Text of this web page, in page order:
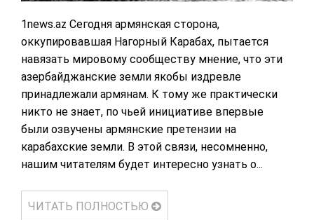
1news.az Сегодня армянская сторона,
оккупировавшая Нагорный Карабах, пытается
навязать мировому сообществу мнение, что эти
азербайджанские земли якобы издревле
принадлежали армянам. К тому же практически
никто не знает, по чьей инициативе впервые
были озвучены армянские претензии на
карабахские земли. В этой связи, несомненно,
нашим читателям будет интересно узнать о...
ЧИТАТЬ ПОЛНОСТЬЮ